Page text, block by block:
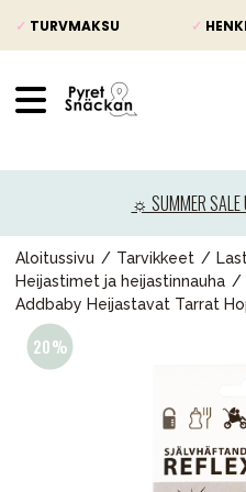
✓ TURVMAKSU ✓
☼ SUMMER
Aloitussivu Tarvikkeet
Heijastimet ja heijastinnauha
Addbaby Heijastavat Tarrat
Lasten
Lelut
Äiti
Huonekalut